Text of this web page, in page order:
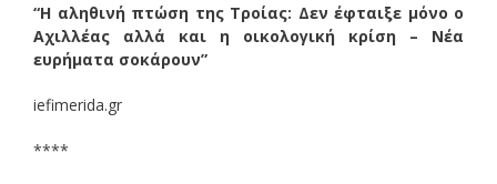
“Η αληθινή πτώση της Τροίας: Δεν έφταιξε μόνο ο
Αχιλλέας αλλά και η οικολογική κρίση – Νέα
ευρήματα σοκάρουν”
iefimerida.gr
****